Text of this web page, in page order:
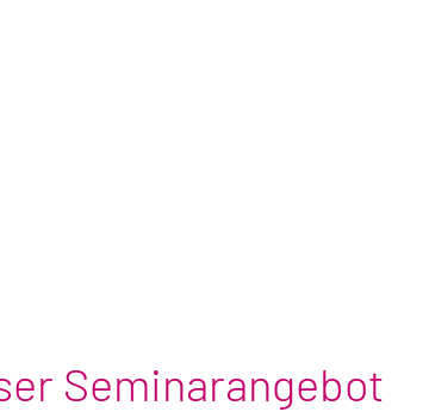
Seminarangebot